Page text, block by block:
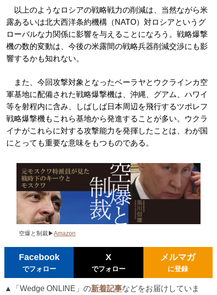
以上のようなロシアの戦略戦力の削減は、当然ながら米
露あるいは北大西洋条約機構（NATO）対ロシアというグ
ローバルな力関係に影響を与えることになろう。戦略爆撃
機の数的変動は、今後の米露間の戦略兵器削減交渉にも影
響するかも知れない。
また、今回攻撃対象となったベーラヤとウクラインカ空
軍基地に配備された戦略爆撃機は、沖縄、グアム、ハワイ
等を射程内に含み、しばしば日本周辺を飛行するツポレフ
戦略爆撃機もこれら基地から発進することが多い。ウクラ
イナがこれらに対する攻撃能力を発揮したことは、わが国
にとっても重要な意味をもつものである。
空爆と制裁▶Amazon
Facebook
でフォロー
X
でフォロー
メルマガ
に登録
▲「Wedge ONLINE」の新着記事などをお届けしていま